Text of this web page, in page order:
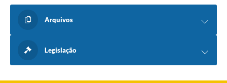
Arquivos
Legislação